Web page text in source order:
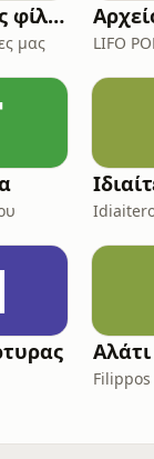
Οι εντιμότατες φίλες μας
μας LIFO